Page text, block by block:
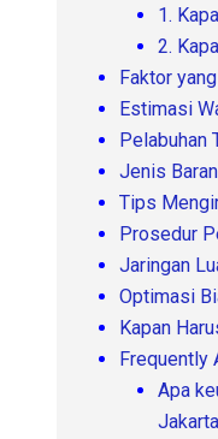
1.
2.
Faktor
Estimasi
Pelabuhan
Jenis
Tips
Prosedur
Jaringan
Optimasi
Kapan
Frequently
Apa